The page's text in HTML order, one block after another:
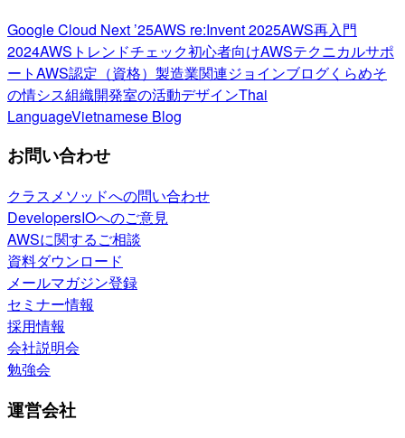
Google Cloud Next ’25AWS re:Invent 2025AWS再入門
2024AWSトレンドチェック初心者向けAWSテクニカルサポ
ートAWS認定（資格） 製造業関連ジョインブログくらめそ
の情シス組織開発室の活動デザインThai
LanguageVietnamese Blog
お問い合わせ
クラスメソッドへの問い合わせ
DevelopersIOへのご意見
AWSに関するご相談
資料ダウンロード
メールマガジン登録
セミナー情報
採用情報
会社説明会
勉強会
運営会社